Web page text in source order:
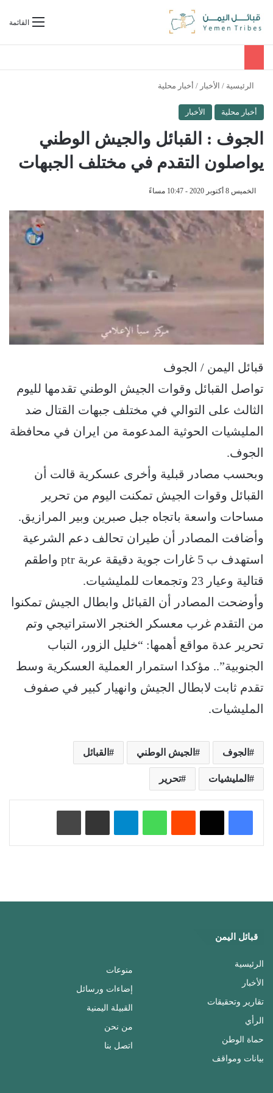
القائمةبحث عن
الرئيسية / الأخبار / أخبار محلية
أخبار محلية الأخبار
الجوف : القبائل والجيش الوطني
يواصلون التقدم في مختلف الجبهات
الخميس 8 أكتوبر 2020 - 10:47 مساءً
قبائل اليمن / الجوف
تواصل القبائل وقوات الجيش الوطني تقدمها لليوم
الثالث على التوالي في مختلف جبهات القتال ضد
المليشيات الحوثية المدعومة من ايران في محافظة
الجوف.
وبحسب مصادر قبلية وأخرى عسكرية قالت أن
القبائل وقوات الجيش تمكنت اليوم من تحرير
مساحات واسعة باتجاه جبل صبرين وبير المرازيق.
وأضافت المصادر أن طيران تحالف دعم الشرعية
استهدف ب 5 غارات جوية دقيقة عربة ptr واطقم
قتالية وعيار 23 وتجمعات للمليشيات.
وأوضحت المصادر أن القبائل وابطال الجيش تمكنوا
من التقدم غرب معسكر الخنجر الاستراتيجي وتم
تحرير عدة مواقع أهمها: “خليل الزور، التباب
الجنوبية”.. مؤكدا استمرار العملية العسكرية وسط
تقدم ثابت لابطال الجيش وانهيار كبير في صفوف
المليشيات.
الجوف الجيش الوطني القبائل
المليشيات تحرير
واتساب تيلقرام
قبائل اليمن
الرئيسية
الأخبار
تقارير وتحقيقات
الرأي
حماة الوطن
بيانات ومواقف
منوعات
إضاءات ورسائل
القبيلة اليمنية
من نحن
اتصل بنا